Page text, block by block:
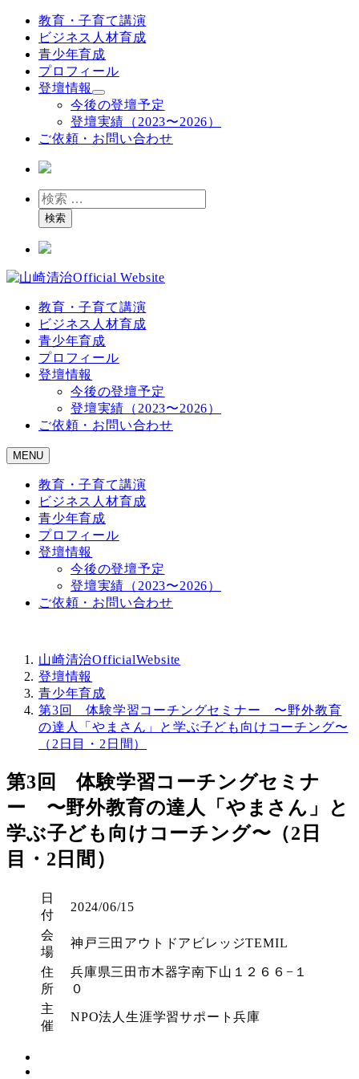
教育・子育て講演
ビジネス人材育成
青少年育成
プロフィール
登壇情報
今後の登壇予定
登壇実績（2023〜2026）
ご依頼・お問い合わせ
検
索検索
教育・子育て講演
ビジネス人材育成
青少年育成
プロフィール
登壇情報
今後の登壇予定
登壇実績（2023〜2026）
ご依頼・お問い合わせ
MENU
教育・子育て講演
ビジネス人材育成
青少年育成
プロフィール
登壇情報
今後の登壇予定
登壇実績（2023〜2026）
ご依頼・お問い合わせ
山崎清治OfficialWebsite
登壇情報
青少年育成
第3回 体験学習コーチングセミナー 〜野外教育
の達人「やまさん」と学ぶ子ども向けコーチング〜
（2日目・2日間）
第3回 体験学習コーチングセミナ
ー 〜野外教育の達人「やまさん」と
学ぶ子ども向けコーチング〜（2日
目・2日間）
日
付
2024/06/15
会
場
神戸三田アウトドアビレッジTEMIL
住
所
兵庫県三田市木器字南下山１２６６−１
０
主
催
NPO法人生涯学習サポート兵庫